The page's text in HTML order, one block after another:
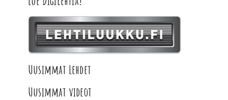
Uusimmat Lehdet
Uusimmat videot